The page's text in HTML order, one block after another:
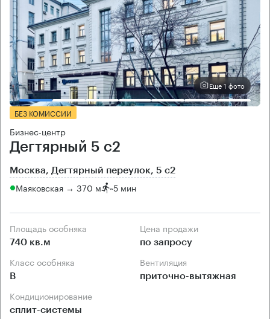
Еще 1 фото
БЕЗ КОМИССИИ
Бизнес-центр
Дегтярный 5 с2
Москва, Дегтярный переулок, 5 с2
Маяковская → 370 м ~5 мин
Площадь особняка
740 кв.м
Цена продажи
по запросу
Класс особняка
B
Вентиляция
приточно-вытяжная
Кондиционирование
сплит-системы